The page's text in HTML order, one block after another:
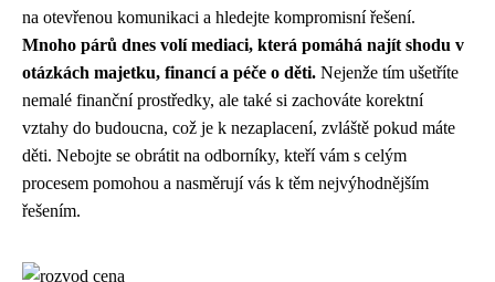
na otevřenou komunikaci a hledejte kompromisní řešení.
Mnoho párů dnes volí mediaci, která pomáhá najít shodu v
otázkách majetku, financí a péče o děti. Nejenže tím ušetříte
nemalé finanční prostředky, ale také si zachováte korektní
vztahy do budoucna, což je k nezaplacení, zvláště pokud máte
děti. Nebojte se obrátit na odborníky, kteří vám s celým
procesem pomohou a nasměrují vás k těm nejvýhodnějším
řešením.